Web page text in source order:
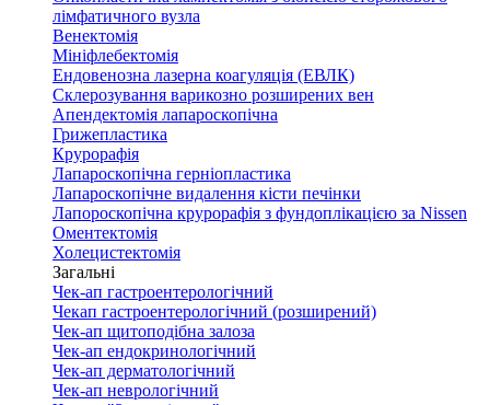
лімфатичного вузла
Венектомія
Мініфлебектомія
Ендовенозна лазерна коагуляція (ЕВЛК)
Склерозування варикозно розширених вен
Апендектомія лапароскопічна
Грижепластика
Крурорафія
Лапароскопічна герніопластика
Лапароскопічне видалення кісти печінки
Лапороскопічна крурорафія з фундоплікацією за Nissen
Оментектомія
Холецистектомія
Загальні
Чек-ап гастроентерологічний
Чекап гастроентерологічний (розширений)
Чек-ап щитоподібна залоза
Чек-ап ендокринологічний
Чек-ап дерматологічний
Чек-ап неврологічний